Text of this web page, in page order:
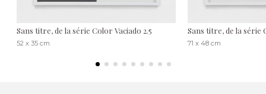
Sans titre, de la série Color Vaciado 2.5
52 x 35 cm
Sans titre, de la série
71 x 48 cm